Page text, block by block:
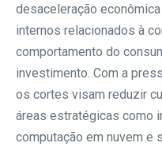
desaceleração
internos relacionados à
comportamento do
investimento. Com a
os cortes visam reduzir
áreas estratégicas como
computação em nuvem e